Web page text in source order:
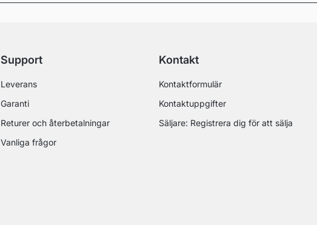
Support
Leverans
Garanti
Returer och återbetalningar
Vanliga frågor
Kontakt
Kontaktformulär
Kontaktuppgifter
Säljare: Registrera dig för att sälja